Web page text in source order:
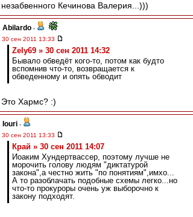
незабвенного Кечинова Валерия...)))
Abilardo -
30 сен 2011 13:33
Zely69 » 30 сен 2011 14:32
Бывало обведёт кого-то, потом как будто
вспомнив что-то, возвращается к
обведенному и опять обводит
Это Хармс? :)
Iouri -
30 сен 2011 13:33
Край » 30 сен 2011 14:07
Иоаким Хундертвассер, поэтому лучше не
морочить голову людям "диктатурой
закона",а честно жить "по понятиям",имхо...
А то разоблачать подобные схемы легко...но
что-то прокуроры очень уж выборочно к
закону подходят.